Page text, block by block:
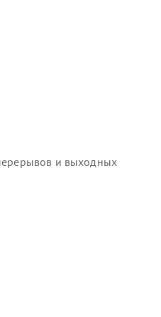
и выходных